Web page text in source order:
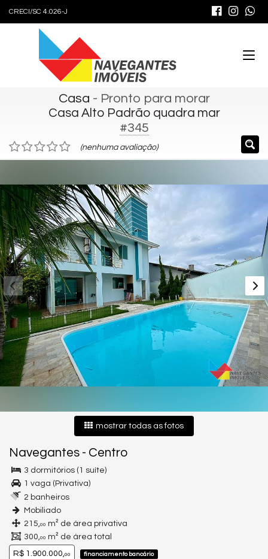
CRECI/SC 4.026-J
Casa - Pronto para morar
Casa Alto Padrão quadra mar
#345
(nenhuma avaliação)
mostrar todas as fotos
Navegantes - Centro
3 dormitórios (1 suíte)
1 vaga (Privativa)
2 banheiros
Mobiliado
215,00 m² de área privativa
300,00 m² de área total
R$ 1.900.000,00 financiamento bancário